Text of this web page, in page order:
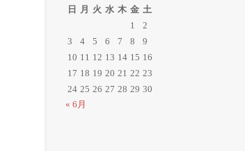
日
月 火 水 木 金 土
1
2
3
4 5 6 7 8
9
10 11 12 13 14 15 16
17 18 19 20 21 22 23
24 25 26 27 28 29 30
« 6月